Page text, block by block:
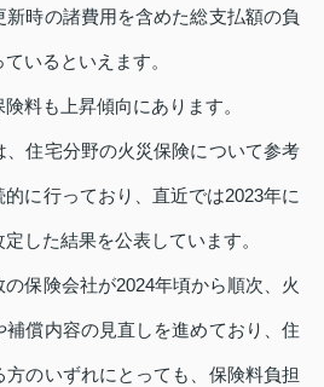
時の諸費用を含めた総支払額の負
いるといえます。
料も上昇傾向にあります。
住宅分野の火災保険について参考
に行っており、直近では2023年に
した結果を公表しています。
保険会社が2024年頃から順次、火
償内容の見直しを進めており、住
のいずれにとっても、保険料負担